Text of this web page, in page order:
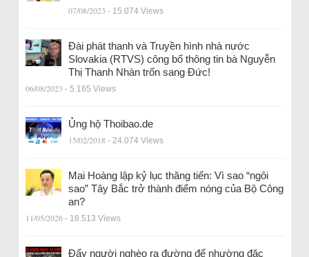
07/08/2023 - 15.074 Views
Đài phát thanh và Truyền hình nhà nước
Slovakia (RTVS) công bố thông tin bà Nguyễn
Thị Thanh Nhàn trốn sang Đức!
06/08/2023 - 5.165 Views
Ủng hộ Thoibao.de
15/02/2018 - 24.074 Views
Mai Hoàng lập kỷ lục thăng tiến: Vì sao “ngôi
sao” Tây Bắc trở thành điểm nóng của Bộ Công
an?
11/05/2026 - 18.513 Views
Đẩy người nghèo ra đường để nhường đặc